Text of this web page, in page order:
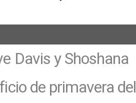
Davis y Shoshana
de primavera del